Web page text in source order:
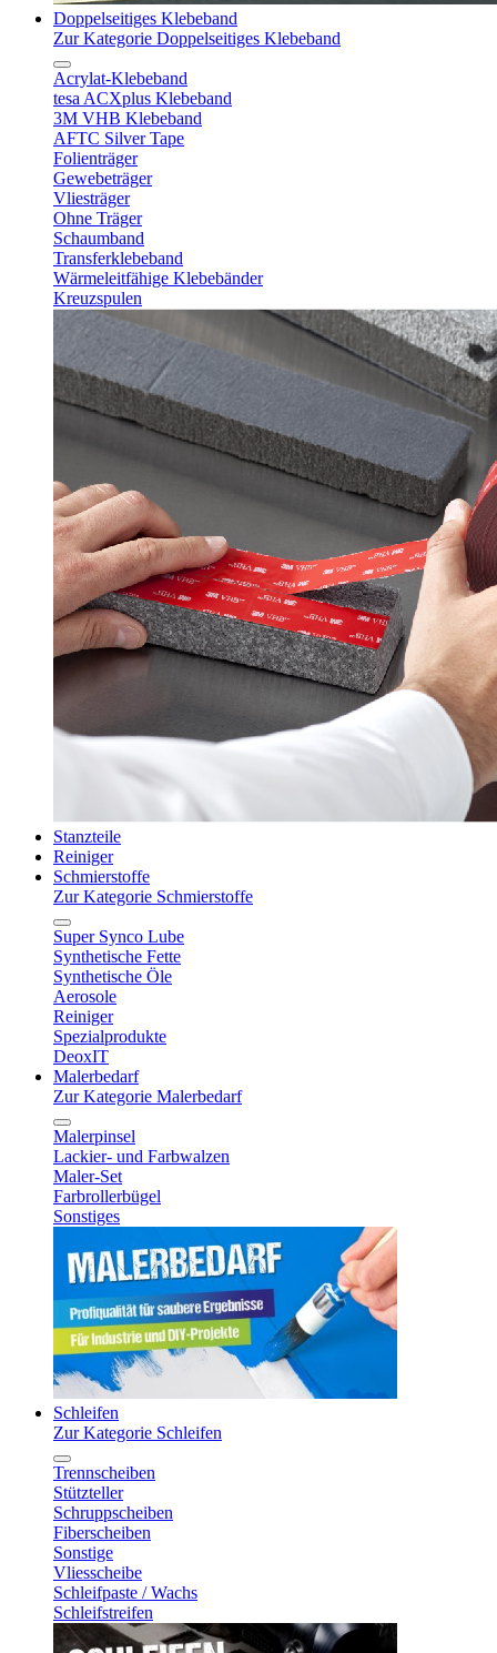
Doppelseitiges Klebeband
Zur Kategorie Doppelseitiges Klebeband
Acrylat-Klebeband
tesa ACXplus Klebeband
3M VHB Klebeband
AFTC Silver Tape
Folienträger
Gewebeträger
Vliesträger
Ohne Träger
Schaumband
Transferklebeband
Wärmeleitfähige Klebebänder
Kreuzspulen
Stanzteile
Reiniger
Schmierstoffe
Zur Kategorie Schmierstoffe
Super Synco Lube
Synthetische Fette
Synthetische Öle
Aerosole
Reiniger
Spezialprodukte
DeoxIT
Malerbedarf
Zur Kategorie Malerbedarf
Malerpinsel
Lackier- und Farbwalzen
Maler-Set
Farbrollerbügel
Sonstiges
Schleifen
Zur Kategorie Schleifen
Trennscheiben
Stützteller
Schruppscheiben
Fiberscheiben
Sonstige
Vliesscheibe
Schleifpaste / Wachs
Schleifstreifen